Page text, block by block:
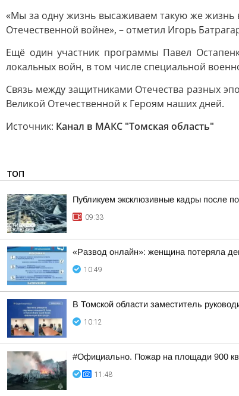
«Мы за одну жизнь высаживаем такую же жизнь
Отечественной войне», – отметил Игорь
Ещё один участник программы Павел
локальных войн, в том числе специальной
Связь между защитниками Отечества разных
Великой Отечественной к Героям наших дней.
Источник: Канал в МАКС "Томская область"
ТОП
Публикуем эксклюзивные кадры после
09:33
«Развод онлайн»: женщина потеряла
10:49
В Томской области заместитель
10:12
#Официально. Пожар на площади 900
11:48